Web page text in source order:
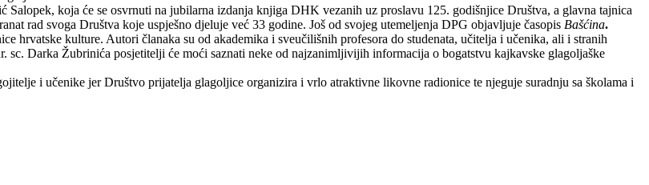
koja će se osvrnuti na jubilarna izdanja knjiga DHK vezanih uz proslavu 125. godišnjice Društva, a glavna tajnica
rad svoga Društva koje uspješno djeluje već 33 godine. Još od svojeg utemeljenja DPG objavljuje časopis Bašćina.
hrvatske kulture. Autori članaka su od akademika i sveučilišnih profesora do studenata, učitelja i učenika, ali i stranih
Darka Žubrinića posjetitelji će moći saznati neke od najzanimljivijih informacija o bogatstvu kajkavske glagoljaške
i učenike jer Društvo prijatelja glagoljice organizira i vrlo atraktivne likovne radionice te njeguje suradnju sa školama i